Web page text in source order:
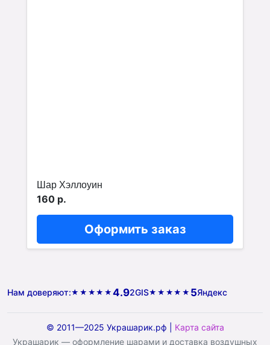
Шар Хэллоуин
160 р.
Оформить заказ
Нам доверяют:★★★★★ 4.92GIS★★★★★ 5Яндекс
© 2011—2025 Украшарик.рф | Карта сайта
Украшарик — оформление шарами и доставка воздушных